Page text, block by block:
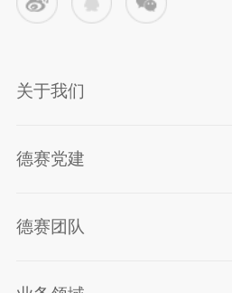
关于我们
德赛党建
德赛团队